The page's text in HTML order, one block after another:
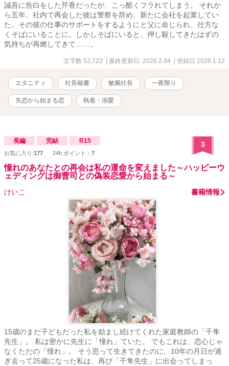
誠吾に告白をした芹香だったが、こっ酷くフラれてしまう。 それか
ら五年。社内で再会した彼は警察を辞め、新たに会社を起業してい
た。その彼の仕事のサポートをするようにと父に命じられ、仕方な
くそばにいることに。しかしそばにいると、押し殺してきたはずの
気持ちが再燃してきて……。
文字数 52,722 | 最終更新日 2026.2.04 | 登録日 2026.1.12
エタニティ 社長秘書 敏腕社長 一夜限り
失恋から始まる恋 執着・溺愛
長編 完結 R15
お気に入り:177 24h.ポイント： 7
3
憧れのあなたとの再会は私の運命を変えました～ハッピーウ
ェディングは御曹司との偽装恋愛から始まる～
けいこ 書籍情報
15歳のまだ子どもだった私を励まし続けてくれた家庭教師の「千隼
先生」。 私は密かに先生に「憧れ」ていた。 でもこれは、恋心じゃ
なくただの「憧れ」。 そう思って生きてきたのに、10年の月日が過
ぎ去って25歳になった私は、再び「千隼先生」に出会ってしまっ